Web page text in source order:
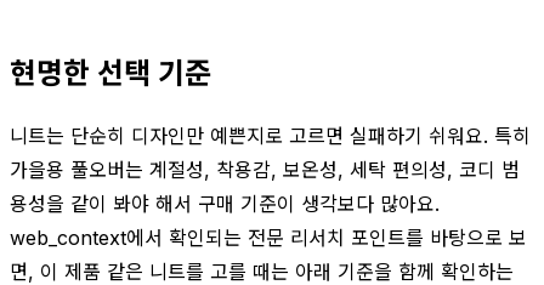
현명한 선택 기준
니트는 단순히 디자인만 예쁜지로 고르면 실패하기 쉬워요. 특히
가을용 풀오버는 계절성, 착용감, 보온성, 세탁 편의성, 코디 범
용성을 같이 봐야 해서 구매 기준이 생각보다 많아요.
web_context에서 확인되는 전문 리서치 포인트를 바탕으로 보
면, 이 제품 같은 니트를 고를 때는 아래 기준을 함께 확인하는